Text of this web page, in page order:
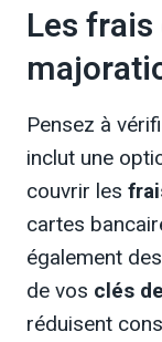
Les
Pensez à
inclut une
couvrir les
cartes
également
de vos clés
réduisent